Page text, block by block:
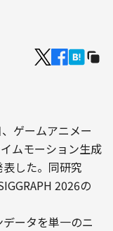
ゲームアニメー
ムモーション生成
表した。同研究
2026の
ータを単一のニ